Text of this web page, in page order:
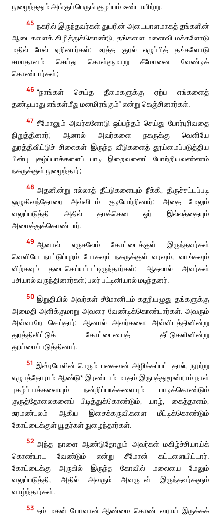
நுழைந்ததும் அங்குப் பெருங் குழப்பம் உண்டாயிற்று.
45 நகரில் இருந்தவர்கள் துயரின் அடையாளமாகத் தங்களின்
ஆடைகளைக் கிழித்துக்கொண்டு, தங்களை மனைவி மக்களோடு
மதில் மேல் ஏறினார்கள்; உரத்த குரல் எழுப்பித் தங்களோடு
சமாதானம் செய்து கொள்ளுமாறு சீமோனை வேண்டிக்
கொண்டார்கள்;
46 “நாங்கள் செய்த தீமைகளுக்கு ஏற்ப எங்களைத்
தண்டியாது எங்கள்மீது மனமிரங்கும்” என்று கெஞ்சினார்கள்.
47 சீமோனும் அவர்களோடு ஒப்பந்தம் செய்து போர்புரிவதை
நிறுத்தினார்; ஆனால் அவர்களை நகருக்கு வெளியே
துரத்திவிட்டுச் சிலைகள் இருந்த வீடுகளைத் தூய்மைப்படுத்திய
பின்பு புகழ்ப்பாக்களைப் பாடி இறைவனைப் போற்றியவண்ணம்
நகருக்குள் நுழைந்தார்;
48 அதனின்று எல்லாத் தீட்டுகளையும் நீக்கி, திருச்சட்டப்படி
ஒழுகிவந்தோரை அவ்விடம் குடியேற்றினார்; அதை மேலும்
வலுப்படுத்தி அதில் தமக்கென ஓர் இல்லத்தையும்
அமைத்துக்கொண்டார்.
49 ஆனால் எருசலேம் கோட்டைக்குள் இருந்தவர்கள்
வெளியே நாட்டுப்புறம் போகவும் நகருக்குள் வரவும், வாங்கவும்
விற்கவும் தடைசெய்யப்பட்டிருந்தார்கள்; ஆதலால் அவர்கள்
பசியால் வருந்தினார்கள்; பலர் பட்டினியால் மடிந்தனர்.
50 இறுதியில் அவர்கள் சீமோனிடம் கதறியழுது தங்களுக்கு
அமைதி அளிக்குமாறு அவரை வேண்டிக்கொண்டார்கள். அவரும்
அவ்வாறே செய்தார்; ஆனால் அவர்களை அவ்விடத்தினின்று
துரத்திவிட்டுக் கோட்டையைத் தீட்டுகளினின்று
தூய்மைப்படுத்தினார்.
51 இஸ்ரயேலின் பெரும் பகைவன் அழிக்கப்பட்டதால், நூற்று
எழுபத்தோராம் ஆண்டு* இரண்டாம் மாதம் இருபத்துமூன்றாம் நாள்
புகழ்ப்பாக்களையும் நன்றிப்பாக்களையும் பாடிக்கொண்டும்
குருத்தோலைகளைப் பிடித்துக்கொண்டும், யாழ், கைத்தாளம்,
சுரமண்டலம் ஆகிய இசைக்கருவிகளை மீட்டிக்கொண்டும்
கோட்டைக்குள் யூதர்கள் நுழைந்தார்கள்.
52 அந்த நாளை ஆண்டுதோறும் அவர்கள் மகிழ்ச்சியாய்க்
கொண்டாட வேண்டும் என்று சீமோன் கட்டளையிட்டார்.
கோட்டைக்கு அருகில் இருந்த கோவில் மலையை மேலும்
வலுப்படுத்தி, அதில் அவரும் அவருடன் இருந்தவர்களும்
வாழ்ந்தார்கள்.
53 தம் மகன் யோவான் ஆண்மை கொண்டவராய் இருக்கக்